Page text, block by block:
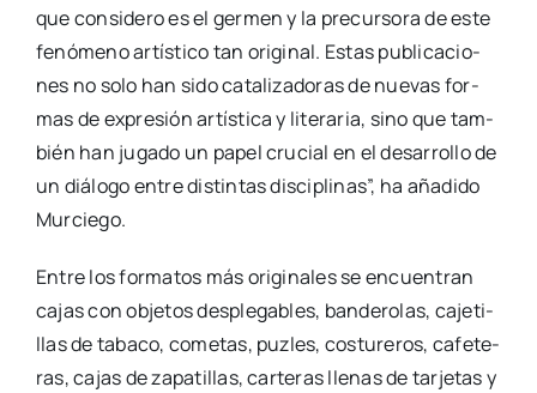
que con­si­de­ro es el ger­men y la pre­cur­so­ra de este
fenó­meno artís­ti­co tan ori­gi­nal. Estas publi­ca­cio­
nes no solo han sido cata­li­za­do­ras de nue­vas for­
mas de expre­sión artís­ti­ca y lite­ra­ria, sino que tam­
bién han juga­do un papel cru­cial en el desa­rro­llo de
un diá­lo­go entre dis­tin­tas dis­ci­pli­nas”, ha aña­di­do
Mur­cie­go.
Entre los for­ma­tos más ori­gi­na­les se encuen­tran
cajas con obje­tos des­ple­ga­bles, ban­de­ro­las, caje­ti­
llas de taba­co, come­tas, puz­les, cos­tu­re­ros, cafe­te­
ras, cajas de zapa­ti­llas, car­te­ras lle­nas de tar­je­tas y